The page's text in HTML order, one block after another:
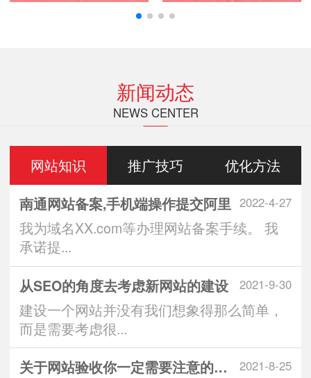
新闻动态
NEWS CENTER
网站知识 推广技巧 优化方法
2022-4-27
南通网站备案,手机端操作提交阿里
我为域名XX.com等办理网站备案手续。 我
承诺提...
2021-9-30
从SEO的角度去考虑新网站的建设
建设一个网站并没有我们想象得那么简单，
而是需要考虑很...
2021-8-25
关于网站验收你一定需要注意的问题